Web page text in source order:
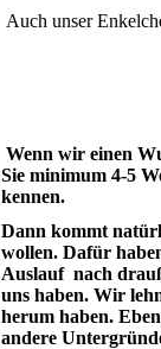
Auch unser
Wenn wir einen
Sie minimum 4-5
kennen.
Dann kommt
wollen. Dafür
Auslauf nach
uns haben. Wir
herum haben.
andere